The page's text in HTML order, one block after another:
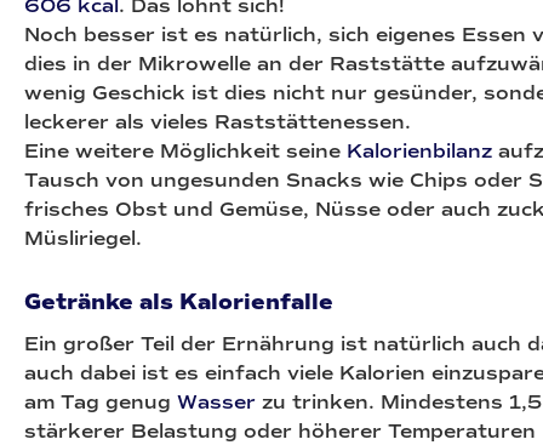
606 kcal . Das lohnt sich!
Noch besser ist es natürlich, sich eigenes Essen
dies in der Mikrowelle an der Raststätte
wenig Geschick ist dies nicht nur gesünder,
leckerer als vieles Raststättenessen.
Eine weitere Möglichkeit seine Kalorienbilanz
Tausch von ungesunden Snacks wie Chips oder
frisches Obst und Gemüse, Nüsse oder auch
Müsliriegel.
Getränke als Kalorienfalle
Ein großer Teil der Ernährung ist natürlich auch
auch dabei ist es einfach viele Kalorien
am Tag genug Wasser zu trinken. Mindestens
stärkerer Belastung oder höherer Temperaturen